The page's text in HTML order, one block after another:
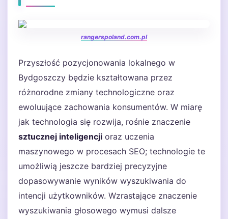
rangerspoland.com.pl
Przyszłość pozycjonowania lokalnego w
Bydgoszczy będzie kształtowana przez
różnorodne zmiany technologiczne oraz
ewoluujące zachowania konsumentów. W miarę
jak technologia się rozwija, rośnie znaczenie
sztucznej inteligencji oraz uczenia
maszynowego w procesach SEO; technologie te
umożliwią jeszcze bardziej precyzyjne
dopasowywanie wyników wyszukiwania do
intencji użytkowników. Wzrastające znaczenie
wyszukiwania głosowego wymusi dalsze